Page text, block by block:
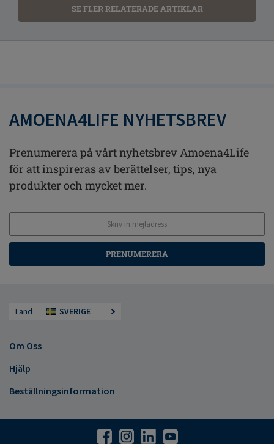
SE FLER RELATERADE ARTIKLAR
AMOENA4LIFE NYHETSBREV
Prenumerera på vårt nyhetsbrev Amoena4Life
för att inspireras av berättelser, tips, nya
produkter och mycket mer.
PRENUMERERA
Land SVERIGE
Om Oss
Hjälp
Beställningsinformation